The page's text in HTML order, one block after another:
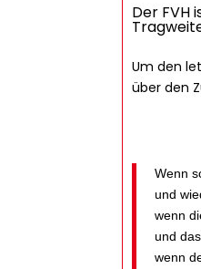
Der FVH
Um den
über den
Wenn
und
wenn
und
wenn